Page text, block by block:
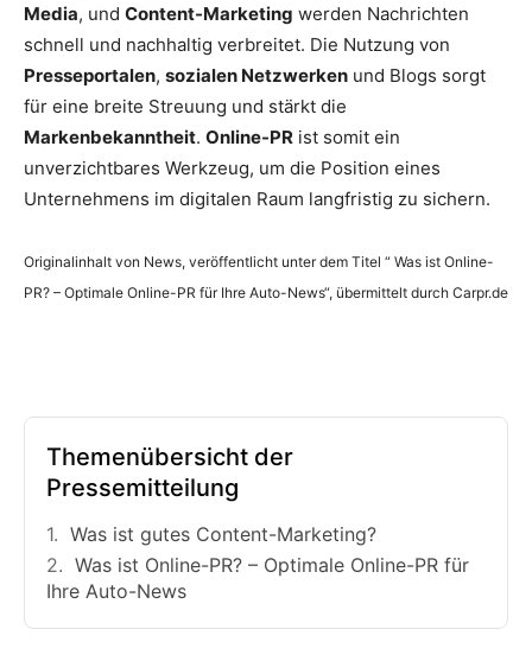
Media, und Content-Marketing werden Nachrichten
schnell und nachhaltig verbreitet. Die Nutzung von
Presseportalen, sozialen Netzwerken und Blogs sorgt
für eine breite Streuung und stärkt die
Markenbekanntheit. Online-PR ist somit ein
unverzichtbares Werkzeug, um die Position eines
Unternehmens im digitalen Raum langfristig zu sichern.
Originalinhalt von News, veröffentlicht unter dem Titel “ Was ist Online-
PR? – Optimale Online-PR für Ihre Auto-News“, übermittelt durch Carpr.de
Themenübersicht der
Pressemitteilung
Was ist gutes Content-Marketing?
Was ist Online-PR? – Optimale Online-PR für
Ihre Auto-News